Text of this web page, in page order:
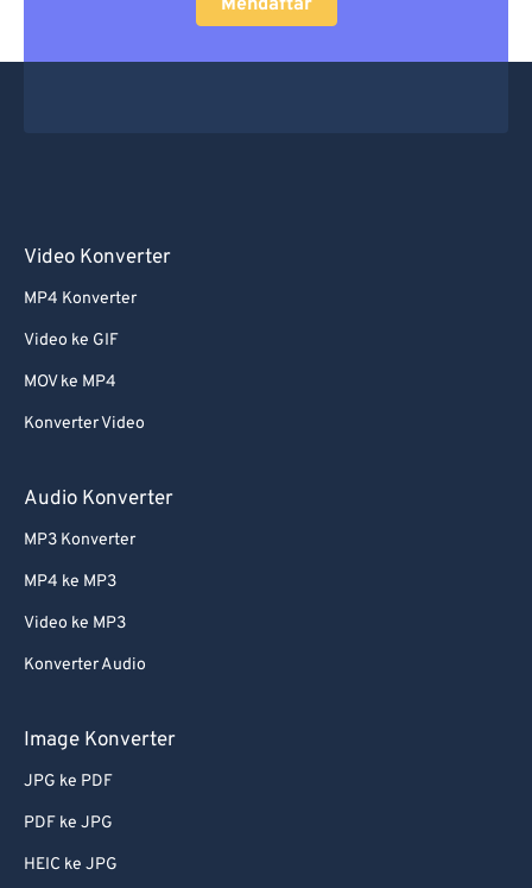
Mendaftar
Video Konverter
MP4 Konverter
Video ke GIF
MOV ke MP4
Konverter Video
Audio Konverter
MP3 Konverter
MP4 ke MP3
Video ke MP3
Konverter Audio
Image Konverter
JPG ke PDF
PDF ke JPG
HEIC ke JPG